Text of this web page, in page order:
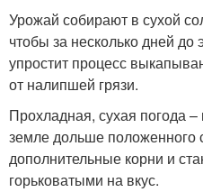
Урожай собирают в сухой
чтобы за несколько дней
упростит процесс
от налипшей грязи.
Прохладная, сухая погода
земле дольше положенного
дополнительные корни и
горьковатыми на вкус.